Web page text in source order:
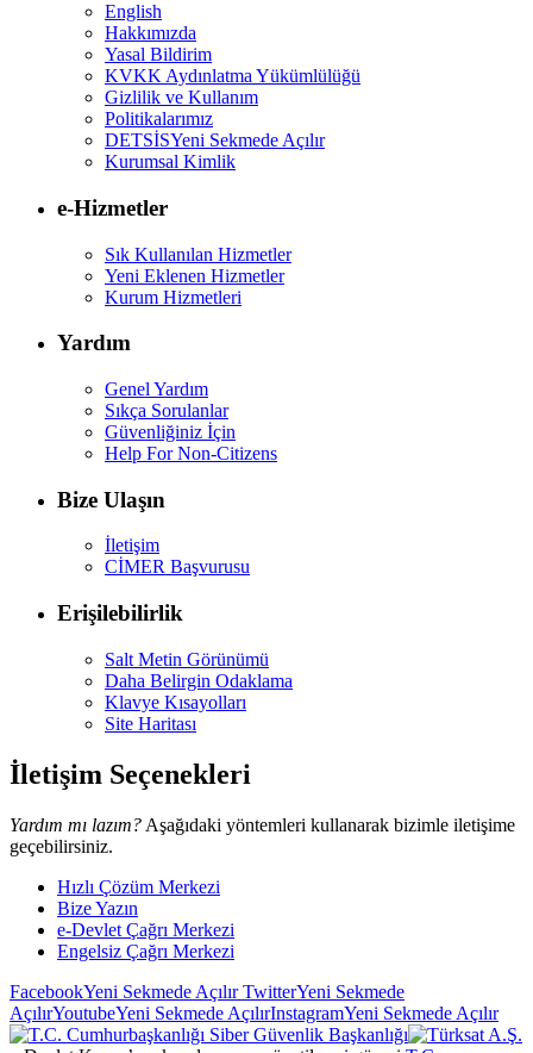
English
Hakkımızda
Yasal Bildirim
KVKK Aydınlatma Yükümlülüğü
Gizlilik ve Kullanım
Politikalarımız
DETSİSYeni Sekmede Açılır
Kurumsal Kimlik
e-Hizmetler
Sık Kullanılan Hizmetler
Yeni Eklenen Hizmetler
Kurum Hizmetleri
Yardım
Genel Yardım
Sıkça Sorulanlar
Güvenliğiniz İçin
Help For Non-Citizens
Bize Ulaşın
İletişim
CİMER Başvurusu
Erişilebilirlik
Salt Metin Görünümü
Daha Belirgin Odaklama
Klavye Kısayolları
Site Haritası
İletişim Seçenekleri
Yardım mı lazım? Aşağıdaki yöntemleri kullanarak bizimle iletişime
geçebilirsiniz.
Hızlı Çözüm Merkezi
Bize Yazın
e-Devlet Çağrı Merkezi
Engelsiz Çağrı Merkezi
FacebookYeni Sekmede AçılırTwitterYeni Sekmede
AçılırYoutubeYeni Sekmede AçılırInstagramYeni Sekmede Açılır